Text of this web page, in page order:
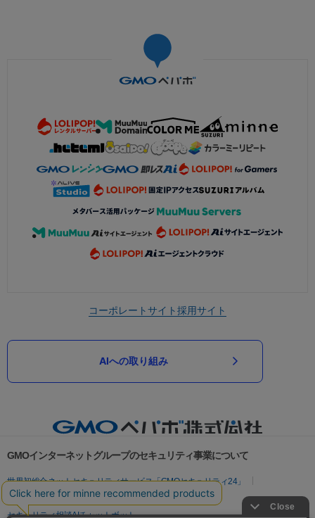
コーポレートサイト採用サイト
AIへの取り組み
GMOインターネットグループのセキュリティ事業について
世界初総合ネットセキュリティサービス「GMOセキュリティ24」
パスワード漏洩診断
Webサイトリスク診断
セキュリティ相談AIチャットボット